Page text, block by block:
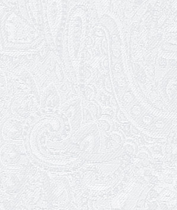
17.03.2026
Зелене світло твого
11.03.2026
Результати конкурсу
10.03.2026
Ювілей Тетяни Хамітової
03.03.2026
Ювілей Сергія Богаченка
02.03.2026
Результати конкурсу
27.02.2026